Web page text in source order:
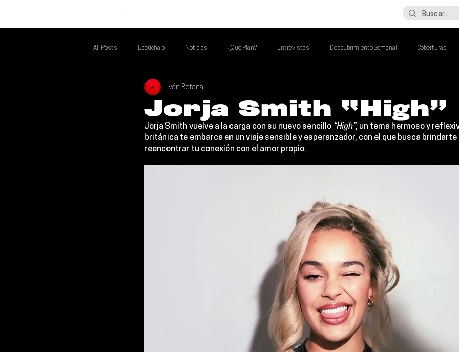
All Posts Escúchalo Noticias ¿Qué Plan? Entrevistas Descubrimiento Semanal Coberturas
Si Te Gusta... Te Recomendamos A...
Poder Latino Que Descubrir Mejores de la Semana Talento Mexa Semanal Álbumes de la Semana
Jorja Smith “High”
Iván Retana
Jorja Smith vuelve a la carga con su nuevo sencillo “High”, un tema hermoso y
británica te embarca en un viaje sensible y esperanzador, con el que busca brindarte
reencontrar tu conexión con el amor propio.